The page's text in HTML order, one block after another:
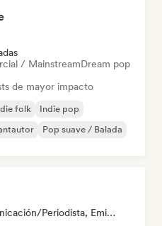
/ MainstreamDream pop
de mayor impacto
folk
Indie pop
Pop suave / Balada
Medios De Comunicación/Periodista, Emisoras De Radio